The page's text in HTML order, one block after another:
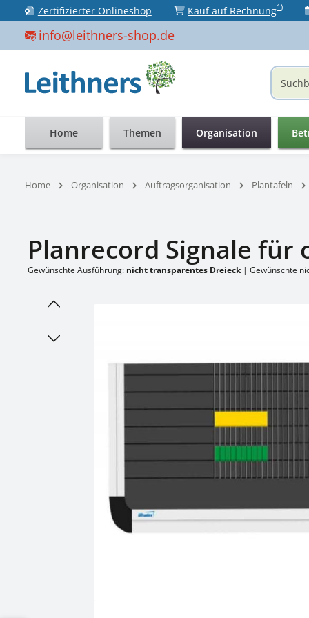
Hauptinhalt springen
Zur Suche springen
Zur Hauptnavigation springen
Zertifizierter Onlineshop Kauf auf Rechnung1)
info@leithners-shop.de
Home Themen Organisation
Home Organisation Auftragsorganisation Plantafeln
Planrecord Signale für
Gewünschte Ausführung: nicht transparentes Dreieck | Gewünschte
Bildergalerie überspringen